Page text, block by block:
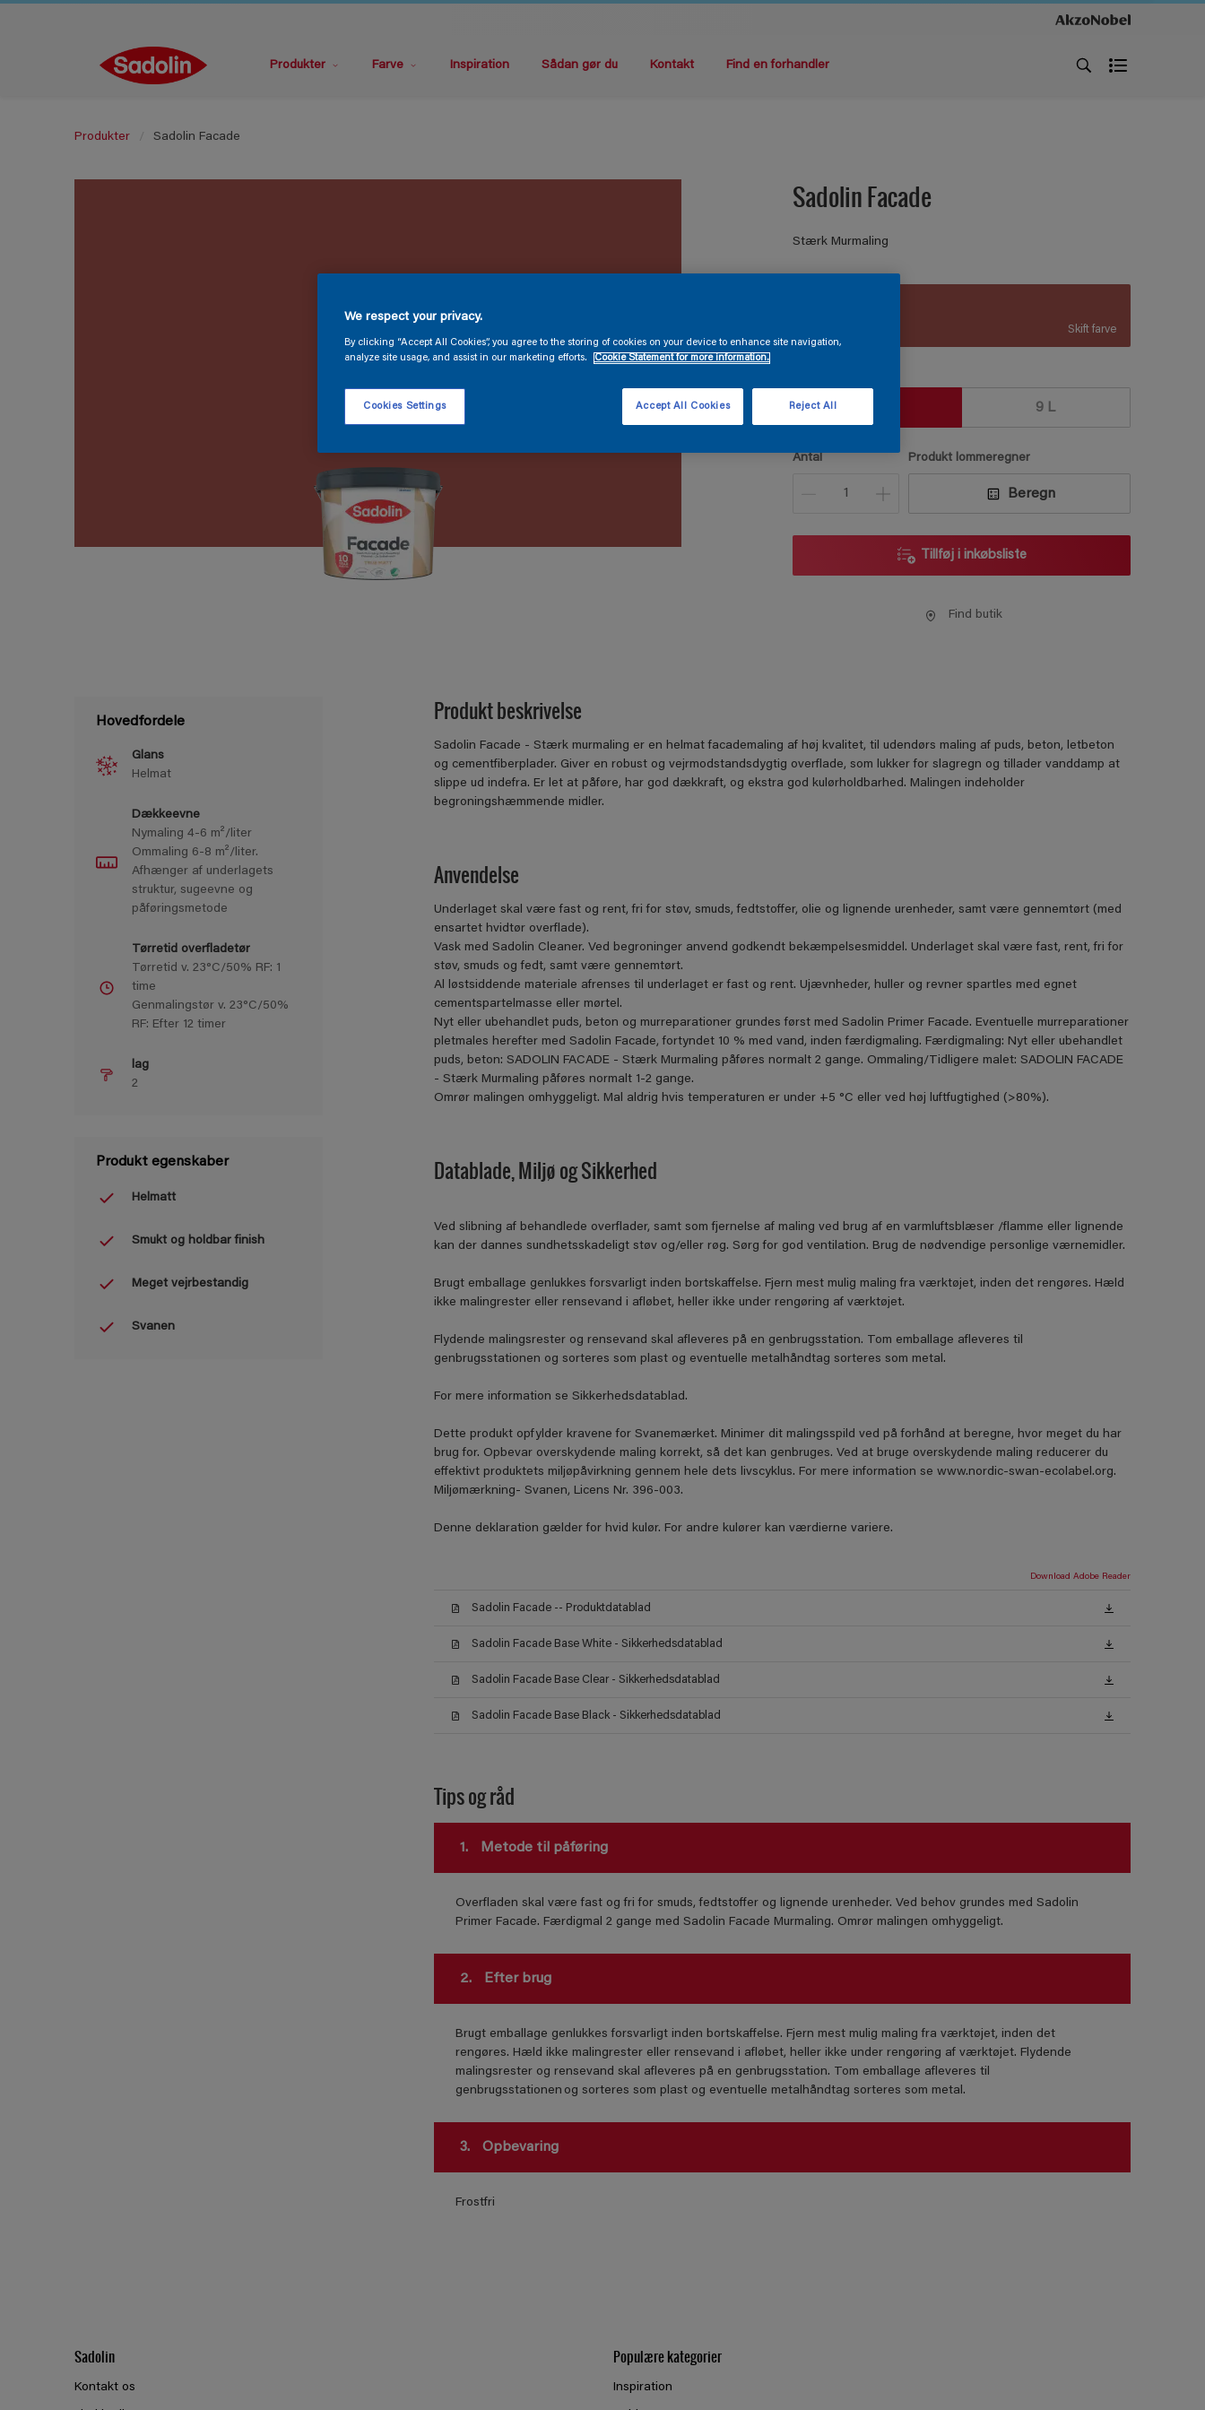
Produkter Farve Inspiration Sådan gør du Kontakt Find en forhandler
Produkter Sadolin Facade
Sadolin Facade
Stærk Murmaling
Skift farve
9 L
Antal Produkt lommeregner
Beregn
Tillføj i inkøbsliste
Find butik
Hovedfordele
Glans
Helmat
Dækkeevne
Nymaling 4-6 m²/liter
Ommaling 6-8 m²/liter.
Afhænger af underlagets
struktur, sugeevne og
påføringsmetode
Tørretid overfladetør
Tørretid v. 23°C/50% RF: 1
time
Genmalingstør v. 23°C/50%
RF: Efter 12 timer
lag
2
Produkt egenskaber
Helmatt
Smukt og holdbar finish
Meget vejrbestandig
Svanen
Produkt beskrivelse
Sadolin Facade - Stærk murmaling er en helmat facademaling af høj kvalitet, til udendørs maling af puds, beton, letbeton
og cementfiberplader. Giver en robust og vejrmodstandsdygtig overflade, som lukker for slagregn og tillader vanddamp at
slippe ud indefra. Er let at påføre, har god dækkraft, og ekstra god kulørholdbarhed. Malingen indeholder
begroningshæmmende midler.
Anvendelse
Underlaget skal være fast og rent, fri for støv, smuds, fedtstoffer, olie og lignende urenheder, samt være gennemtørt (med
ensartet hvidtør overflade).
Vask med Sadolin Cleaner. Ved begroninger anvend godkendt bekæmpelsesmiddel. Underlaget skal være fast, rent, fri for
støv, smuds og fedt, samt være gennemtørt.
Al løstsiddende materiale afrenses til underlaget er fast og rent. Ujævnheder, huller og revner spartles med egnet
cementspartelmasse eller mørtel.
Nyt eller ubehandlet puds, beton og murreparationer grundes først med Sadolin Primer Facade. Eventuelle murreparationer
pletmales herefter med Sadolin Facade, fortyndet 10 % med vand, inden færdigmaling. Færdigmaling: Nyt eller ubehandlet
puds, beton: SADOLIN FACADE - Stærk Murmaling påføres normalt 2 gange. Ommaling/Tidligere malet: SADOLIN FACADE
- Stærk Murmaling påføres normalt 1-2 gange.
Omrør malingen omhyggeligt. Mal aldrig hvis temperaturen er under +5 °C eller ved høj luftfugtighed (>80%).
Datablade, Miljø og Sikkerhed
Ved slibning af behandlede overflader, samt som fjernelse af maling ved brug af en varmluftsblæser /flamme eller lignende
kan der dannes sundhetsskadeligt støv og/eller røg. Sørg for god ventilation. Brug de nødvendige personlige værnemidler.
Brugt emballage genlukkes forsvarligt inden bortskaffelse. Fjern mest mulig maling fra værktøjet, inden det rengøres. Hæld
ikke malingrester eller rensevand i afløbet, heller ikke under rengøring af værktøjet.
Flydende malingsrester og rensevand skal afleveres på en genbrugsstation. Tom emballage afleveres til
genbrugsstationen og sorteres som plast og eventuelle metalhåndtag sorteres som metal.
For mere information se Sikkerhedsdatablad.
Dette produkt opfylder kravene for Svanemærket. Minimer dit malingsspild ved på forhånd at beregne, hvor meget du har
brug for. Opbevar overskydende maling korrekt, så det kan genbruges. Ved at bruge overskydende maling reducerer du
effektivt produktets miljøpåvirkning gennem hele dets livscyklus. For mere information se www.nordic-swan-ecolabel.org.
Miljømærkning- Svanen, Licens Nr. 396-003.
Denne deklaration gælder for hvid kulør. For andre kulører kan værdierne variere.
Download Adobe Reader
Sadolin Facade -- Produktdatablad
Sadolin Facade Base White - Sikkerhedsdatablad
Sadolin Facade Base Clear - Sikkerhedsdatablad
Sadolin Facade Base Black - Sikkerhedsdatablad
Tips og råd
1. Metode til påføring
Overfladen skal være fast og fri for smuds, fedtstoffer og lignende urenheder. Ved behov grundes med Sadolin
Primer Facade. Færdigmal 2 gange med Sadolin Facade Murmaling. Omrør malingen omhyggeligt.
2. Efter brug
Brugt emballage genlukkes forsvarligt inden bortskaffelse. Fjern mest mulig maling fra værktøjet, inden det
rengøres. Hæld ikke malingrester eller rensevand i afløbet, heller ikke under rengøring af værktøjet. Flydende
malingsrester og rensevand skal afleveres på en genbrugsstation. Tom emballage afleveres til
genbrugsstationen og sorteres som plast og eventuelle metalhåndtag sorteres som metal.
3. Opbevaring
Frostfri
Sadolin
Kontakt os
Populære kategorier
Inspiration
We respect your privacy.
By clicking “Accept All Cookies”, you agree to the storing of cookies on your device to enhance site navigation,
analyze site usage, and assist in our marketing efforts.
Cookie Statement for more information.
Cookies Settings Reject All
Accept All Cookies